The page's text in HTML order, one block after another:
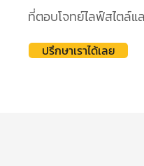
ที่ตอบโจทย์ไลฟ์สไตล์
ปรึกษาเราได้เลย